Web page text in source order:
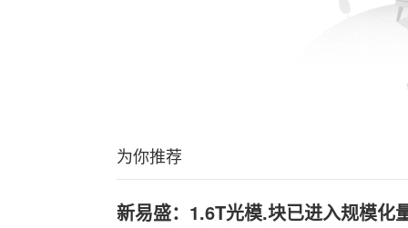
为你推荐
新易盛：1.6T光模.块已进入规模化